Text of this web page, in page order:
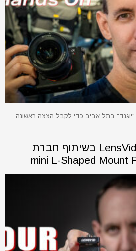
"יוגנד" בתל אביב כדי לקבל הצצה ראשונה
מוצר ראשון מבית LensVid בשיתוף חברת